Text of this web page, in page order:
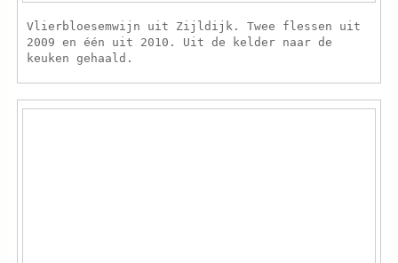
Vlierbloesemwijn uit Zijldijk. Twee flessen uit
2009 en één uit 2010. Uit de kelder naar de
keuken gehaald.